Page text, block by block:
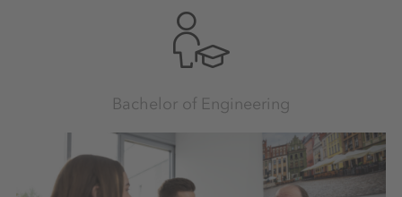
Bachelor of Engineering